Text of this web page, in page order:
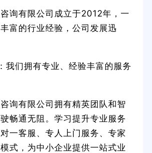
询有限公司成立于2012年，一
富的行业经验，公司发展迅
我们拥有专业、经验丰富的服务
询有限公司拥有精英团队和智
畅通无阻。学习提升专业服务
一客服、专人上门服务、专家
式，为中小企业提供一站式业